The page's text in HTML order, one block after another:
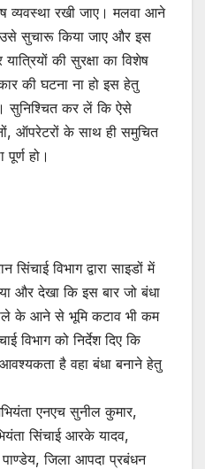
व्यवस्था रखी जाए। मलवा आने
उसे सुचारू किया जाए और इस
की सुरक्षा का विशेष
की घटना ना हो इस हेतु
सुनिश्चित कर लें कि ऐसे
ऑपरेटरों के साथ ही समुचित
हो।
सिंचाई विभाग द्वारा साइडों में
और देखा कि इस बार जो बंधा
के आने से भूमि कटाव भी कम
विभाग को निर्देश दिए कि
है वहा बंधा बनाने हेतु
एनएच सुनील कुमार,
सिंचाई आरके यादव,
जिला आपदा प्रबंधन